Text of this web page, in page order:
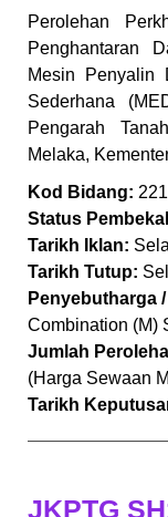
Perolehan
Penghantaran
Mesin Penyalin
Sederhana
Pengarah
Melaka,
Kod Bidang:
Status
Tarikh Iklan:
Tarikh Tutup:
Penyebutharga
Combination (M)
Jumlah
(Harga Sewaan
Tarikh
JKPTG